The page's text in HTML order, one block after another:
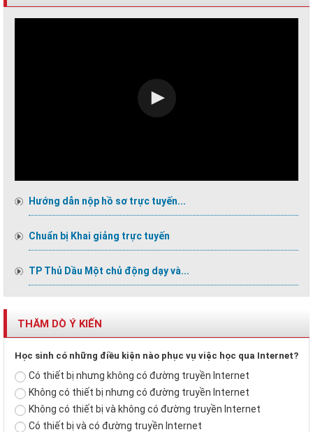
Hướng dẫn nộp hồ sơ trực tuyến...
Chuẩn bị Khai giảng trực tuyến
TP Thủ Dầu Một chủ động dạy và...
THĂM DÒ Ý KIẾN
Học sinh có những điều kiện nào phục vụ việc học qua Internet?
Có thiết bị nhưng không có đường truyền Internet
Không có thiết bị nhưng có đường truyền Internet
Không có thiết bị và không có đường truyền Internet
Có thiết bị và có đường truyền Internet